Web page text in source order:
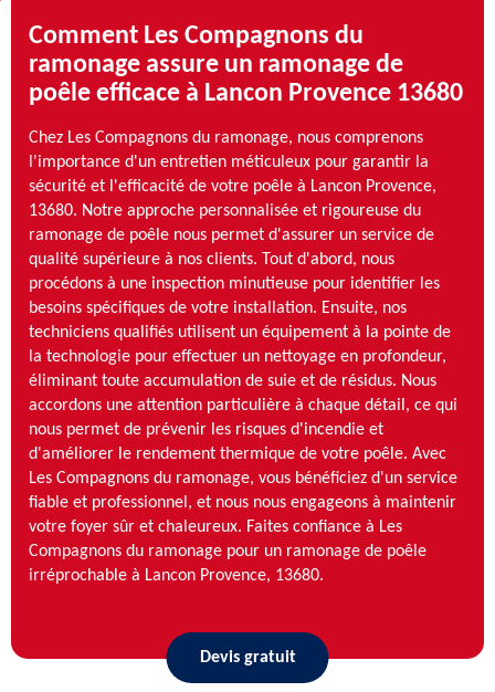
Comment Les Compagnons du
ramonage assure un ramonage de
poêle efficace à Lancon Provence 13680
Chez Les Compagnons du ramonage, nous comprenons
l'importance d'un entretien méticuleux pour garantir la
sécurité et l'efficacité de votre poêle à Lancon Provence,
13680. Notre approche personnalisée et rigoureuse du
ramonage de poêle nous permet d'assurer un service de
qualité supérieure à nos clients. Tout d'abord, nous
procédons à une inspection minutieuse pour identifier les
besoins spécifiques de votre installation. Ensuite, nos
techniciens qualifiés utilisent un équipement à la pointe de
la technologie pour effectuer un nettoyage en profondeur,
éliminant toute accumulation de suie et de résidus. Nous
accordons une attention particulière à chaque détail, ce qui
nous permet de prévenir les risques d'incendie et
d'améliorer le rendement thermique de votre poêle. Avec
Les Compagnons du ramonage, vous bénéficiez d'un service
fiable et professionnel, et nous nous engageons à maintenir
votre foyer sûr et chaleureux. Faites confiance à Les
Compagnons du ramonage pour un ramonage de poêle
irréprochable à Lancon Provence, 13680.
Devis gratuit